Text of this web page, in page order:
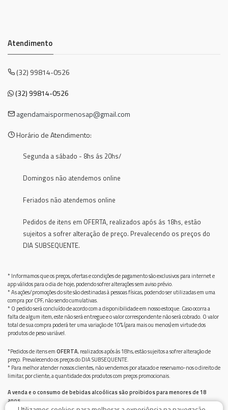
Atendimento
(32) 99814-0526
(32) 99814-0526
agendamaispormenosap@gmail.com
Horário de Atendimento:
Segunda a sábado - 8hs ás 20hs/
Domingos não atendemos online
Feriados não atendemos online
Pedidos de itens em OFERTA, realizados após ás 18hs, estão
sujeitos a sofrer alteração de preço. Prevalecendo os preços do
DIA SUBSEQUENTE.
* Informamos que os preços, ofertas e condições de pagamento são exclusivos para internet e
app válidos para o dia de hoje, podendo sofrer alterações sem aviso prévio.
* As ações/promoções do site são destinadas à pessoas físicas, podendo ser utilizadas em uma
compra por CPF, não sendo cumulativas.
* O pedido será concluído de acordo com a disponibilidade em nosso estoque. Caso ocorra a
falta de algum item, este não será entregue e o valor correspondente não será cobrado. O valor
total de sua compra poderá ter uma variação de 10% (para mais ou menos) em virtude dos
produtos de peso variável.
*Pedidos de itens emOFERTA, realizados após ás 18hs, estão sujeitos a sofrer alteração de
preço. Prevalecendo os preços do DIA SUBSEQUENTE.
* Para melhor atender nossos clientes, não vendemos por atacado e reservamo-nos o direito de
limitar, por cliente, a quantidade dos produtos com preços promocionais.
A venda e o consumo de bebidas alcoólicas são proibidos para menores de 18
anos.